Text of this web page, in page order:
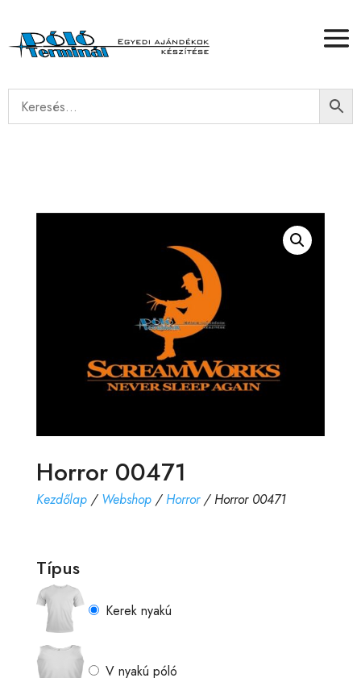
Horror 00471
Kezdőlap/ Webshop/ Horror/ Horror 00471
Típus
Kerek nyakú
V nyakú póló